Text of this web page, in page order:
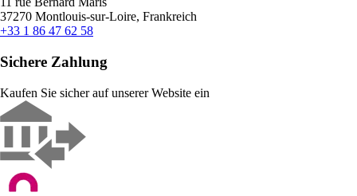
37270 Montlouis-sur-Loire, Frankreich
+33 1 86 47 62 58
Sichere Zahlung
Kaufen Sie sicher auf unserer Website ein